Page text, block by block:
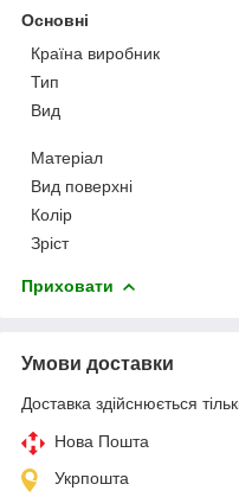
Основні
Країна виробник
Тип
Вид
Матеріал
Вид поверхні
Колір
Зріст
Приховати
Умови доставки
Доставка здійснюється
Нова Пошта
Укрпошта